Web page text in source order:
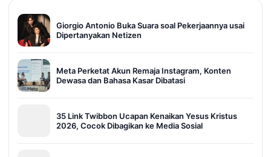
Giorgio Antonio Buka Suara soal Pekerjaannya usai
Dipertanyakan Netizen
Meta Perketat Akun Remaja Instagram, Konten
Dewasa dan Bahasa Kasar Dibatasi
35 Link Twibbon Ucapan Kenaikan Yesus Kristus
2026, Cocok Dibagikan ke Media Sosial